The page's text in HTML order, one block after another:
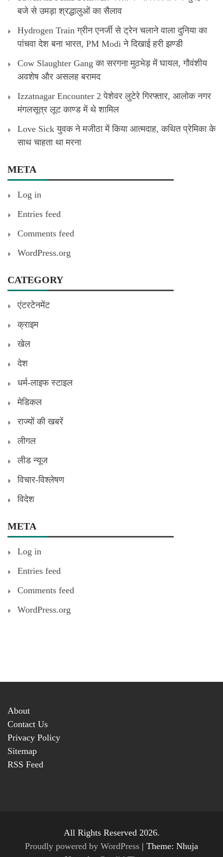
बजे से उमड़ा श्रद्धालुओं का सैलाव
Hydrogen Train ग्रीन एनर्जी से ट्रेन चलाने वाला दुनिया का
पांचवा देश बना भारत, PM Modi ने दिखाई हरी झण्डी
Cow Slaughter Gang का सरगना मुठभेड़ में घायल, गौवंशीय
अवशेष और असलह बरामद
Izzatnagar Encounter 2 पेशेवर लुटेरे गिरफ्तार, आलोक नगर
मंगलसूत्र लूट काण्‍ड में थे शामिल
Love Sick युवक ने मजीठा में किया आत्मदाह, कथित प्रेमिका के
साथ चाहता था मरना
META
Log in
Entries feed
Comments feed
WordPress.org
CATEGORY
एंटरटेनमेंट
क्राइम
खेल
देश
धर्म-लाइफ स्टाइल
मेडिकल
राज्यों की खबरें
लीगल
लीड न्यूज
विचार-विश्लेषण
विदेश
META
Log in
Entries feed
Comments feed
WordPress.org
About
Contact Us
Privacy Policy
Sitemap
RSS Feed
All Rights Reserved 2026.
Proudly powered by WordPress | Theme: Nhuja